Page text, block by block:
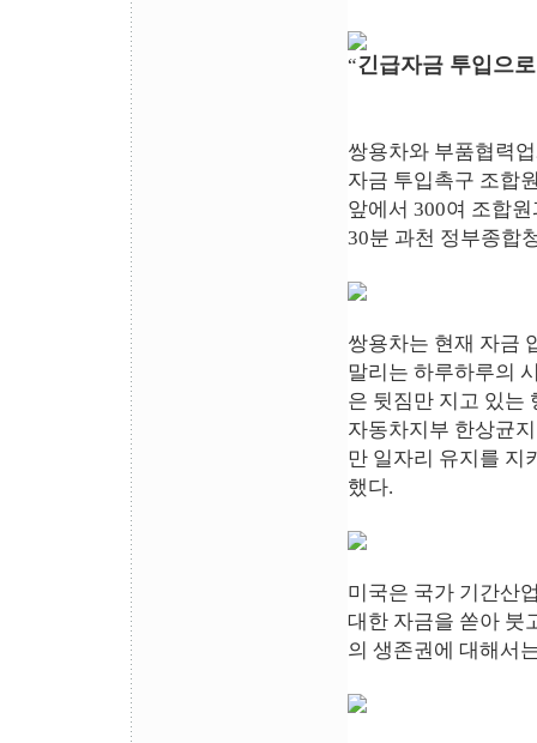
“긴급자금 투입으
쌍용차와 부품협력
자금 투입촉구 조합
앞에서 300여 조합
30분 과천 정부종합
쌍용차는 현재 자금
말리는 하루하루의
은 뒷짐만 지고 있는
자동차지부 한상균
만 일자리 유지를 지
했다.
미국은 국가 기간산
대한 자금을 쏟아 붓
의 생존권에 대해서